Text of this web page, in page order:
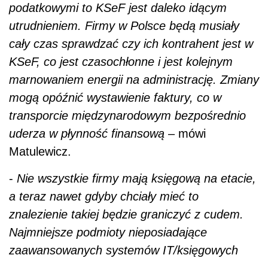
podatkowymi to KSeF jest daleko idącym
utrudnieniem. Firmy w Polsce będą musiały
cały czas sprawdzać czy ich kontrahent jest w
KSeF, co jest czasochłonne i jest kolejnym
marnowaniem energii na administrację. Zmiany
mogą opóźnić wystawienie faktury, co w
transporcie międzynarodowym bezpośrednio
uderza w płynność finansową – mówi
Matulewicz.
- Nie wszystkie firmy mają księgową na etacie,
a teraz nawet gdyby chciały mieć to
znalezienie takiej będzie graniczyć z cudem.
Najmniejsze podmioty nieposiadające
zaawansowanych systemów IT/księgowych